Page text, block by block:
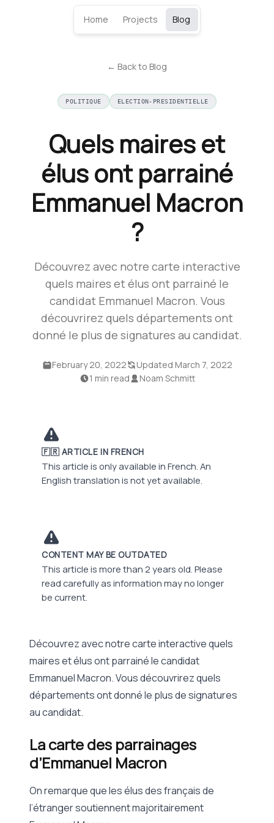
Home Projects Blog
← Back to Blog
POLITIQUE ELECTION-PRESIDENTIELLE
Quels maires et
élus ont parrainé
Emmanuel Macron
?
Découvrez avec notre carte interactive
quels maires et élus ont parrainé le
candidat Emmanuel Macron. Vous
découvrirez quels départements ont
donné le plus de signatures au candidat.
February 20, 2022
Updated March 7, 2022
1 min read
Noam Schmitt
🇫🇷 ARTICLE IN FRENCH
This article is only available in French. An
English translation is not yet available.
CONTENT MAY BE OUTDATED
This article is more than 2 years old. Please
read carefully as information may no longer
be current.
Découvrez avec notre carte interactive quels
maires et élus ont parrainé le candidat
Emmanuel Macron. Vous découvrirez quels
départements ont donné le plus de signatures
au candidat.
La carte des parrainages
d’Emmanuel Macron
On remarque que les élus des français de
l’étranger soutiennent majoritairement